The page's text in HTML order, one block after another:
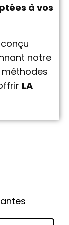
à vos
notre
LA